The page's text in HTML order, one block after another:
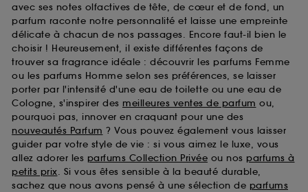
avec ses notes olfactives de tête, de cœur et de fond, un
parfum raconte notre personnalité et laisse une empreinte
délicate à chacun de nos passages. Encore faut-il bien le
choisir ! Heureusement, il existe différentes façons de
trouver sa fragrance idéale : découvrir les parfums Femme
ou les parfums Homme selon ses préférences, se laisser
porter par l'intensité d'une eau de toilette ou une eau de
Cologne, s'inspirer des meilleures ventes de parfum ou,
pourquoi pas, innover en craquant pour une des
nouveautés Parfum ? Vous pouvez également vous laisser
guider par votre style de vie : si vous aimez le luxe, vous
allez adorer les parfums Collection Privée ou nos parfums à
petits prix. Si vous êtes sensible à la beauté durable,
sachez que nous avons pensé à une sélection de parfums